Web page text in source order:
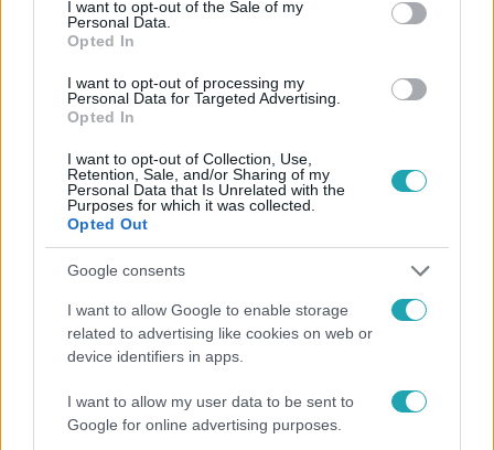
I want to opt-out of the Sale of my
Personal Data.
Opted In
I want to opt-out of processing my
Personal Data for Targeted Advertising.
Opted In
I want to opt-out of Collection, Use,
Retention, Sale, and/or Sharing of my
Personal Data that Is Unrelated with the
Purposes for which it was collected.
Opted Out
Google consents
I want to allow Google to enable storage
related to advertising like cookies on web or
device identifiers in apps.
I want to allow my user data to be sent to
Google for online advertising purposes.
üzlettársukkal. A brandépítésben szeretnének fejlődni,
amihez 300 ezer forintra és mentorálásra lenne
BBQ vállalkozásukból.
Moldován András: Nem akarok veletek
Az Egri Chiliagok vállalkozást 8 évvel ezelőtt álmodta